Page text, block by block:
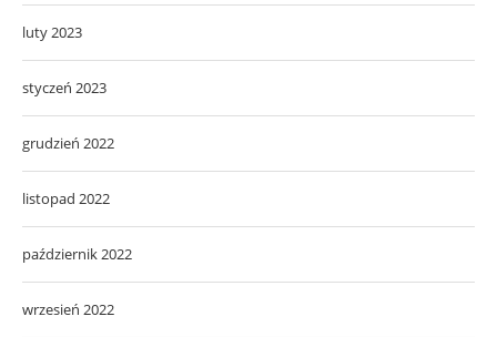
luty 2023
styczeń 2023
grudzień 2022
listopad 2022
październik 2022
wrzesień 2022